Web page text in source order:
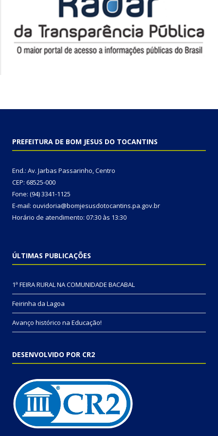
PREFEITURA DE BOM JESUS DO TOCANTINS
End.: Av. Jarbas Passarinho, Centro
CEP: 68525-000
Fone: (94) 3341-1125
E-mail: ouvidoria@bomjesusdotocantins.pa.gov.br
Horário de atendimento: 07:30 às 13:30
ÚLTIMAS PUBLICAÇÕES
1ª FEIRA RURAL NA COMUNIDADE BACABAL
Feirinha da Lagoa
Avanço histórico na Educação!
DESENVOLVIDO POR CR2